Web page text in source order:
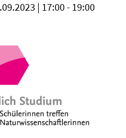
| 17:00 - 19:00